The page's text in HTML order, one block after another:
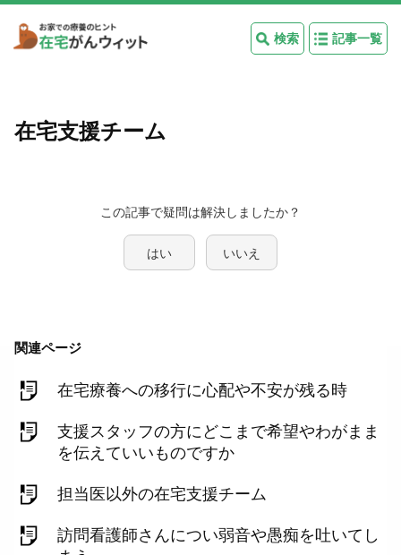
検索 記事一覧
在宅支援チーム
この記事で疑問は解決しましたか？
はい いいえ
関連ページ
在宅療養への移行に心配や不安が残る時
支援スタッフの方にどこまで希望やわがまま
を伝えていいものですか
担当医以外の在宅支援チーム
訪問看護師さんについ弱音や愚痴を吐いてし